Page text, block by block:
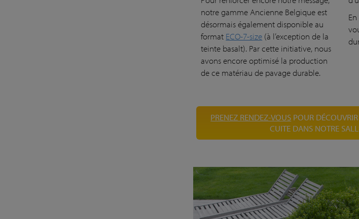
notre gamme Ancienne Belgique est
désormais également disponible au
format ECO-7-size (à l’exception de la
teinte basalt). Par cette initiative, nous
avons encore optimisé la production
de ce matériau de pavage durable.
PRENEZ RENDEZ-VOUS POUR
CUITE DANS NOTRE